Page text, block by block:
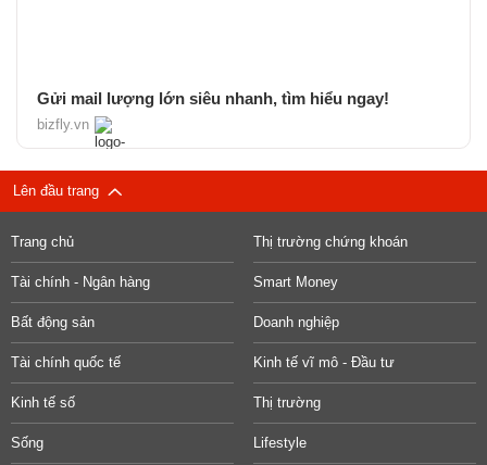
Gửi mail lượng lớn siêu nhanh, tìm hiểu ngay!
bizfly.vn
Lên đầu trang
Trang chủ Thị trường chứng khoán
Tài chính - Ngân hàng Smart Money
Bất động sản Doanh nghiệp
Tài chính quốc tế Kinh tế vĩ mô - Đầu tư
Kinh tế số Thị trường
Sống Lifestyle